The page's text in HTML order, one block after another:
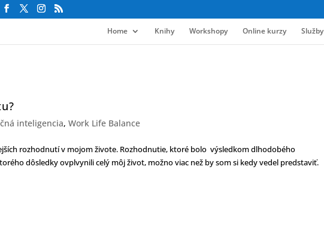
Home Knihy Workshopy Online kurzy Služby
inteligencia,Work Life Balance
rozhodnutí v mojom živote. Rozhodnutie, ktoré bolo výsledkom dlhodobého
dôsledky ovplvynili celý môj život, možno viac než by som si kedy vedel predstaviť.